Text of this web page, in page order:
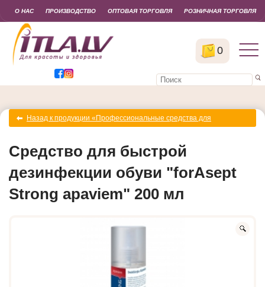
0
О НАС ПРОИЗВОДСТВО ОПТОВАЯ ТОРГОВЛЯ РОЗНИЧНАЯ ТОРГОВЛЯ
Назад к продукции «Профессиональные средства для
Средство для быстрой
дезинфекции обуви "forAsept
Strong apaviem" 200 мл